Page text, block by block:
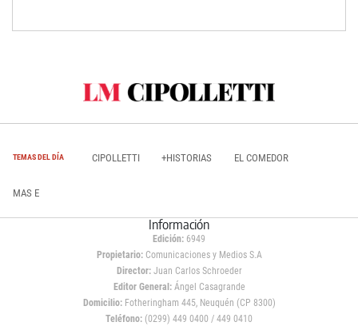
TEMAS DEL DÍA CIPOLLETTI +HISTORIAS EL COMEDOR
MAS E
Información
Edición: 6949
Propietario:Comunicaciones y Medios S.A
Director: Juan Carlos Schroeder
Editor General:Ángel Casagrande
Domicilio:Fotheringham 445, Neuquén (CP 8300)
Teléfono: (0299) 449 0400 / 449 0410